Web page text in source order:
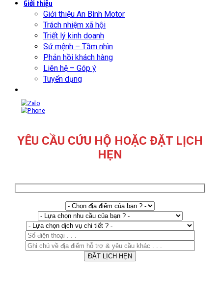
Giới thiệu
Giới thiệu An Bình Motor
Trách nhiệm xã hội
Triết lý kinh doanh
Sứ mệnh – Tầm nhìn
Phản hồi khách hàng
Liên hệ – Góp ý
Tuyển dụng
YÊU CẦU CỨU HỘ HOẶC ĐẶT LỊCH
HẸN